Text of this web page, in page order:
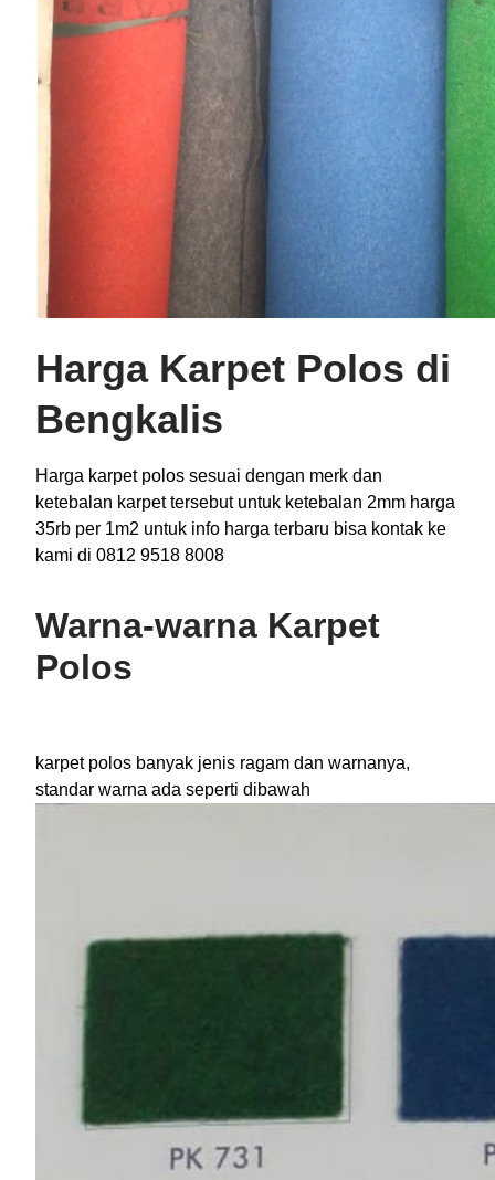
Harga Karpet Polos di
Bengkalis
Harga karpet polos sesuai dengan merk dan
ketebalan karpet tersebut untuk ketebalan 2mm harga
35rb per 1m2 untuk info harga terbaru bisa kontak ke
kami di 0812 9518 8008
Warna-warna Karpet
Polos
karpet polos banyak jenis ragam dan warnanya,
standar warna ada seperti dibawah